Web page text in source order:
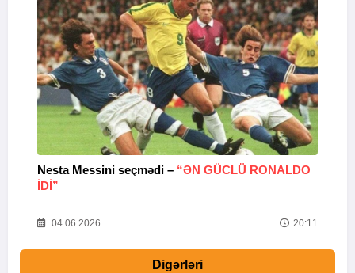
Nesta Messini seçmədi – “ƏN GÜCLÜ RONALDO
IDI”
04.06.2026 20:11
Digərləri